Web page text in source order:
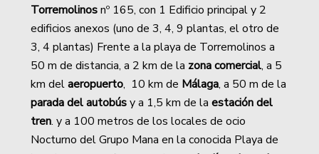
Torremolinosnº 165, con 1 Edificio principal y 2
edificios anexos (uno de 3, 4, 9 plantas, el otro de
3, 4 plantas) Frente a la playa de Torremolinos a
50 m de distancia, a 2 km de la zona comercial, a 5
km delaeropuerto, 10 km de Málaga, a 50 m de la
parada del autobúsy a 1,5 km de la estación del
tren. y a 100 metros de los locales de ocio
Nocturno del Grupo Mana en la conocida Playa de